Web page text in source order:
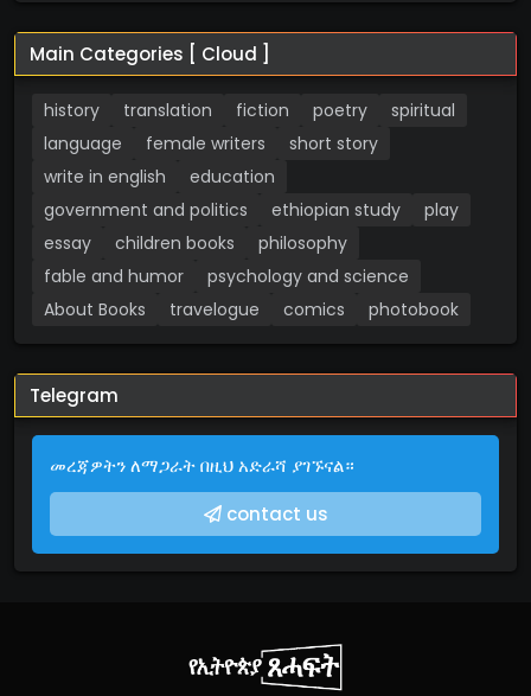
Main Categories [ Cloud ]
history translation fiction poetry
spiritual
language
female writers
short story
write in english
education
government and politics
ethiopian study
play
essay
children books
philosophy
fable and humor
psychology and science
About Books
travelogue comics photobook
Telegram
መረጃዎትን ለማጋራት በዚህ አድራሻ ያገኙናል።
contact us